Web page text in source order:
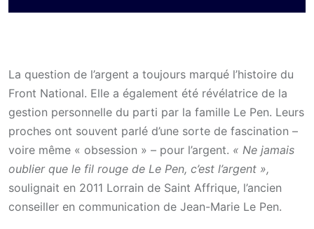
La question de l’argent a toujours marqué l’histoire du
Front National. Elle a également été révélatrice de la
gestion personnelle du parti par la famille Le Pen. Leurs
proches ont souvent parlé d’une sorte de fascination –
voire même « obsession » – pour l’argent. « Ne jamais
oublier que le fil rouge de Le Pen, c’est l’argent »,
soulignait en 2011 Lorrain de Saint Affrique, l’ancien
conseiller en communication de Jean-Marie Le Pen.